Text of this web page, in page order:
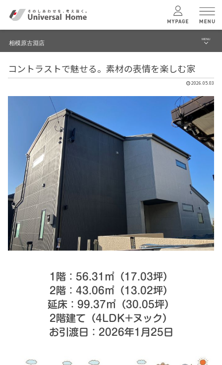
ユニバーサルホームの特長
コンセプトプラン
テクノロジー
建築実例
モデルハウス
シミュレー
キャンペーン・コラボ情報
家づくりの知識
企業情報
相模原古淵店 MENU
ブログ
モデルハウス見学予約
相模原古淵店 TOPへ
コントラストで魅せる。素材の表情を楽しむ家
2026.05.03
1階：56.31㎡（17.03坪）
2階：43.06㎡（13.02坪）
延床：99.37㎡（30.05坪）
2階建て（4 LDK+ヌック）
お引渡日：2026年1月25日